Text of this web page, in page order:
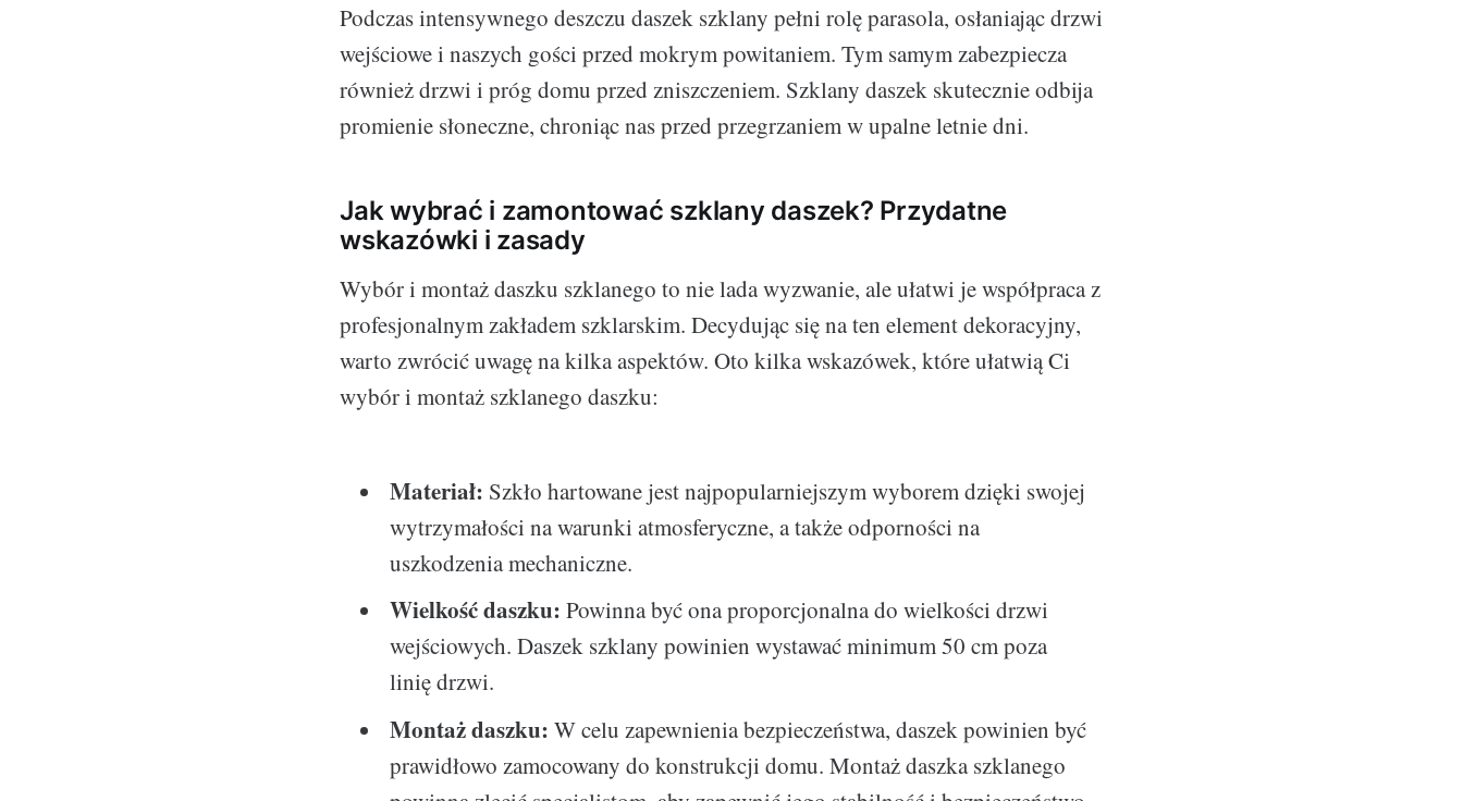
Podczas intensywnego deszczu daszek szklany pełni rolę parasola, osłaniając drzwi
wejściowe i naszych gości przed mokrym powitaniem. Tym samym zabezpiecza
również drzwi i próg domu przed zniszczeniem. Szklany daszek skutecznie odbija
promienie słoneczne, chroniąc nas przed przegrzaniem w upalne letnie dni.
Jak wybrać i zamontować szklany daszek? Przydatne
wskazówki i zasady
Wybór i montaż daszku szklanego to nie lada wyzwanie, ale ułatwi je współpraca z
profesjonalnym zakładem szklarskim. Decydując się na ten element dekoracyjny,
warto zwrócić uwagę na kilka aspektów. Oto kilka wskazówek, które ułatwią Ci
wybór i montaż szklanego daszku:
Materiał: Szkło hartowane jest najpopularniejszym wyborem dzięki swojej
wytrzymałości na warunki atmosferyczne, a także odporności na
uszkodzenia mechaniczne.
Wielkość daszku: Powinna być ona proporcjonalna do wielkości drzwi
wejściowych. Daszek szklany powinien wystawać minimum 50 cm poza
linię drzwi.
Montaż daszku: W celu zapewnienia bezpieczeństwa, daszek powinien być
prawidłowo zamocowany do konstrukcji domu. Montaż daszka szklanego